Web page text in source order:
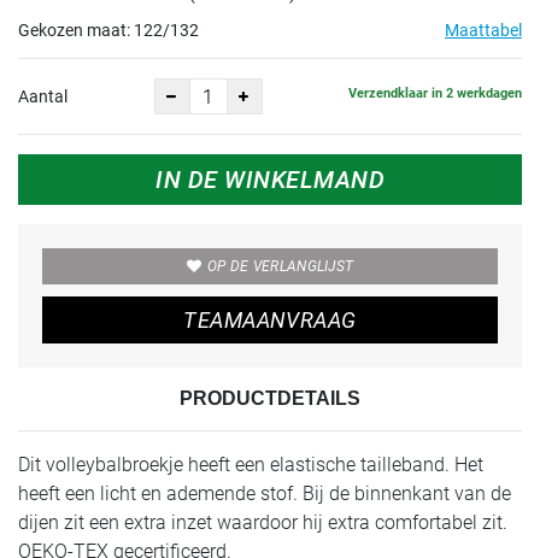
Gekozen maat: 122/132 Maattabel
Aantal Verzendklaar in 2 werkdagen
IN DE WINKELMAND
OP DE VERLANGLIJST
TEAMAANVRAAG
PRODUCTDETAILS
Dit volleybalbroekje heeft een elastische tailleband. Het
heeft een licht en ademende stof. Bij de binnenkant van de
dijen zit een extra inzet waardoor hij extra comfortabel zit.
OEKO-TEX gecertificeerd.